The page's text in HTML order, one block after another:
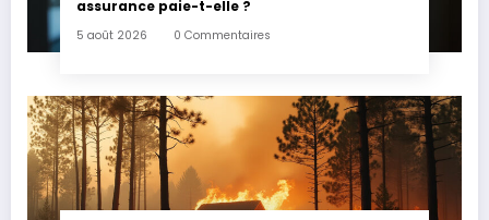
assurance paie-t-elle ?
5 août 2026 0 Commentaires